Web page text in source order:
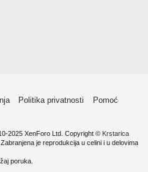
Politika privatnosti
Pomoć
2025 XenForo Ltd. Copyright © Krstarica
je reprodukcija u celini i u delovima
poruka.